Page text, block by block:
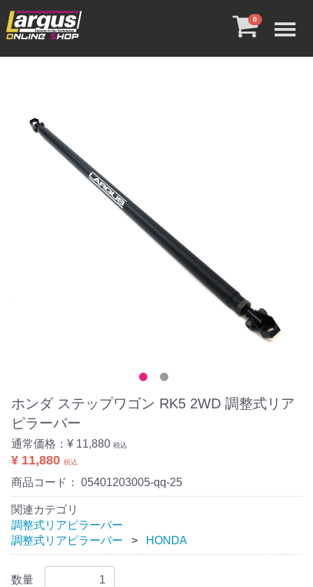
0
ホンダ ステップワゴン RK5 2WD 調整式リア
ピラーバー
通常価格： ¥ 11,880 税込
¥ 11,880 税込
商品コード： 05401203005-qq-25
関連カテゴリ
調整式リアピラーバー
調整式リアピラーバー
HONDA
数量